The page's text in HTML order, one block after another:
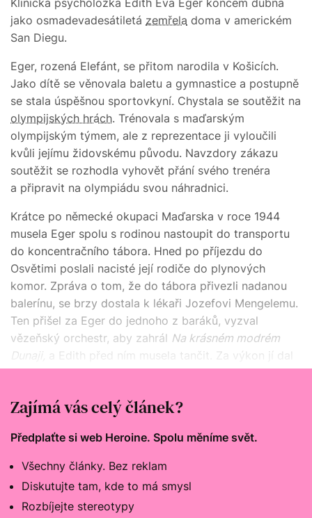
jako osmadevadesátiletá zemřela doma v americkém
San Diegu.
Eger, rozená Elefánt, se přitom narodila v Košicích.
Jako dítě se věnovala baletu a gymnastice a postupně
se stala úspěšnou sportovkyní. Chystala se soutěžit na
olympijských hrách. Trénovala s maďarským
olympijským týmem, ale z reprezentace ji vyloučili
kvůli jejímu židovskému původu. Navzdory zákazu
soutěžit se rozhodla vyhovět přání svého trenéra
a připravit na olympiádu svou náhradnici.
Krátce po německé okupaci Maďarska v roce 1944
musela Eger spolu s rodinou nastoupit do transportu
do koncentračního tábora. Hned po příjezdu do
Osvětimi poslali nacisté její rodiče do plynových
komor. Zpráva o tom, že do tábora přivezli nadanou
balerínu, se brzy dostala k lékaři Jozefovi Mengelemu.
Ten přišel za Eger do jednoho z baráků, vyzval
vězeňský orchestr, aby zahrál Na krásném modrém
Dunaji,
a Edith před ním musela tančit. Za výkon jí dal
bochník chleba, o který se okamžitě rozdělila se
Zajímá vás celý článek?
Předplaťte si web Heroine. Spolu měníme svět.
Všechny články. Bez reklam
Diskutujte tam, kde to má smysl
Rozbíjejte stereotypy